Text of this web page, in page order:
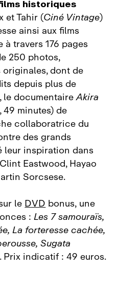
historiques
et Tahir (Ciné Vintage)
ainsi aux films
travers 176 pages
250 photos,
dont de
depuis plus de
le documentaireAkira
49 minutes) de
collaboratrice du
des grands
leur inspiration dans
Eastwood, Hayao
Sorcsese.
leDVDbonus, une
:Les 7 samouraïs,
La forteresse cachée,
Sugata
Prix indicatif : 49 euros.